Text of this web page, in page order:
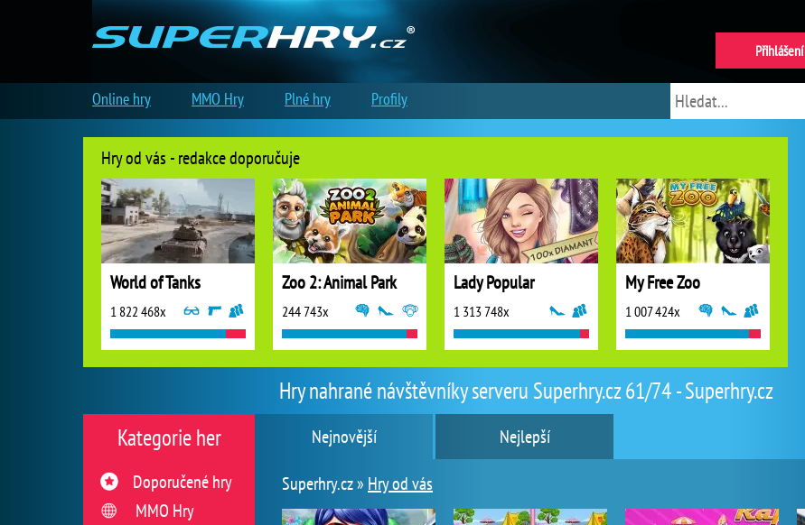
Hry nahrané návštěvníky serveru Superhry.cz 61/74 - Superhry.cz
Nejnovější
Nejlepší
Superhry.cz » Hry od vás
Kategorie her
Doporučené hry
MMO Hry
Hry od vás - redakce doporučuje
World of Tanks
1 822 468x
Zoo 2: Animal Park
244 743x
Lady Popular
1 313 748x
My Free Zoo
1 007 424x
Přihlášení
Online hry MMO Hry Plné hry Profily